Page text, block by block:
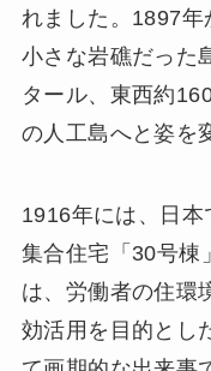
れました。1897年
小さな岩礁だった
タール、東西約
の人工島へと姿を
1916年には、日
集合住宅「30号棟
は、労働者の住環
効活用を目的とし